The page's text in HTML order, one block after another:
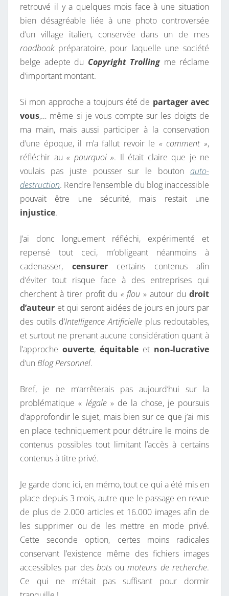
retrouvé il y a quelques mois face à une situation
bien désagréable liée à une photo controversée
d’un village italien, conservée dans un de mes
roadbook préparatoire, pour laquelle une société
belge adepte du Copyright Trollingme réclame
d’important montant.
Si mon approche a toujours été de partager avec
vous,… même si je vous compte sur les doigts de
ma main, mais aussi participer à la conservation
d’une époque, il m’a fallut revoir le « comment »,
réfléchir au « pourquoi ». Il était claire que je ne
voulais pas juste pousser sur le bouton auto-
destruction. Rendre l’ensemble du blog inaccessible
pouvait être une sécurité, mais restait une
injustice.
J’ai donc longuement réfléchi, expérimenté et
repensé tout ceci, m’obligeant néanmoins à
cadenasser, censurercertains contenus afin
d’éviter tout risque face à des entreprises qui
cherchent à tirer profit du « flou » autour dudroit
d’auteur et qui seront aidées de jours en jours par
des outils d’Intelligence Artificielle plus redoutables,
et surtout ne prenant aucune considération quant à
l’approche ouverte, équitable et non-lucrative
d’un Blog Personnel.
Bref, je ne m’arrêterais pas aujourd’hui sur la
problématique « légale» de la chose, je poursuis
d’approfondir le sujet, mais bien sur ce que j’ai mis
en place techniquement pour détruire le moins de
contenus possibles tout limitant l’accès à certains
contenus à titre privé.
Je garde donc ici, en mémo, tout ce qui a été mis en
place depuis 3 mois, autre que le passage en revue
de plus de 2.000 articles et 16.000 images afin de
les supprimer ou de les mettre en mode privé.
Cette seconde option, certes moins radicales
conservant l’existence même des fichiers images
accessibles par des botsoumoteurs de recherche.
Ce qui ne m’était pas suffisant pour dormir